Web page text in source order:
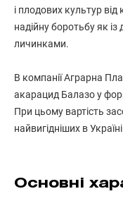
і плодових культур
надійну боротьбу як
личинками.
В компанії Аграрна
акарацид Балазо у
При цьому вартість
найвигідніших в
Основні